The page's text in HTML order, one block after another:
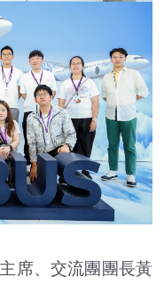
席、交流團團長黃